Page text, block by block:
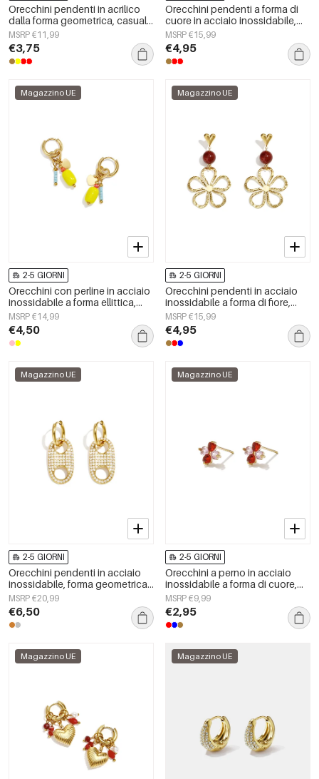
Orecchini pendenti in acrilico
dalla forma geometrica, casual
e semplici, della serie da donna.
MSRP €11,99
€3,75
Orecchini pendenti a forma di
cuore in acciaio inossidabile,
serie Simple Daily Simple, gioielli
da donna
MSRP €15,99
€4,95
Magazzino UE
2-5 GIORNI
Orecchini con perline in acciaio
inossidabile a forma ellittica,
graziosi e semplici, della serie
Daily Simple, gioielli da donna.
MSRP €14,99
€4,50
Magazzino UE
2-5 GIORNI
Orecchini pendenti in acciaio
inossidabile a forma di fiore,
serie Daily Simple, gioielli da
donna
MSRP €15,99
€4,95
Magazzino UE
2-5 GIORNI
Orecchini pendenti in acciaio
inossidabile, forma geometrica,
semplici, serie &quot;Daily
Simple&quot;, gioielli da donna.
MSRP €20,99
€6,50
Magazzino UE
2-5 GIORNI
Orecchini a perno in acciaio
inossidabile a forma di cuore,
semplici, della serie Daily
Simple, gioielli da donna.
MSRP €9,99
€2,95
Magazzino UE Magazzino UE